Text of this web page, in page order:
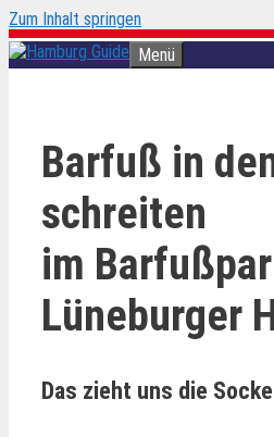
Zum Inhalt springen
Menü
Barfuß in
schreiten
im
Lüneburger
Das zieht uns die